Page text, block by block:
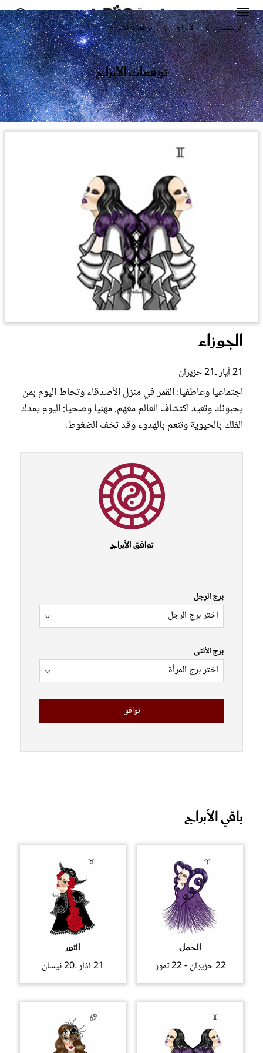
الرئيسية الأبراج توقعات الأبراج
توقعات الأبراج
الجوزاء
21 أيار ـ21 حزيران
اجتماعيا وعاطفيا: القمر في منزل الأصدقاء وتحاط اليوم بمن
يحبونك وتعيد اكتشاف العالم معهم. مهنيا وصحيا: اليوم يمدك
الفلك بالحيوية وتنعم بالهدوء وقد تخف الضغوط.
توافق الأبراج
برج الرجل
برج الأنثى
توافق
باقي الأبراج
الحمل
22 حزيران - 22 تموز
الثور
21 آذار ـ20 نيسان
مشاهير
أناقة
جمال
صحة ورشاقة
سيدتي وطفلك
غلاف رفمي